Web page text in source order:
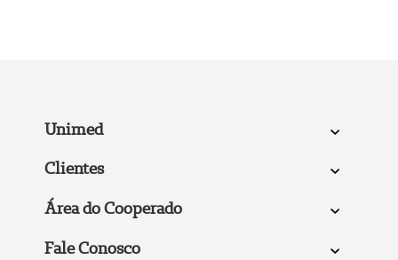
Unimed
Clientes
Área do Cooperado
Fale Conosco